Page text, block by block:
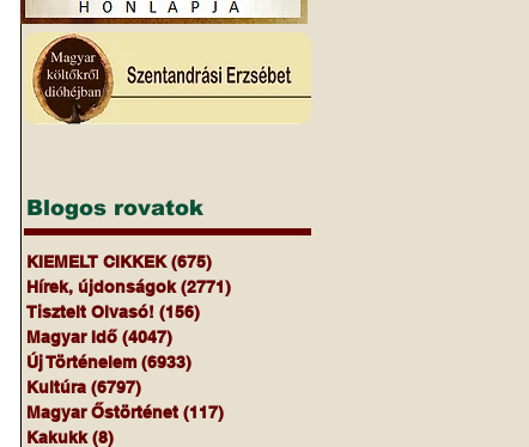
Blogos rovatok
KIEMELT CIKKEK (675)
Hírek, újdonságok (2771)
Tisztelt Olvasó! (156)
Magyar Idő (4047)
Új Történelem (6933)
Kultúra (6797)
Magyar Őstörténet (117)
Kakukk (8)